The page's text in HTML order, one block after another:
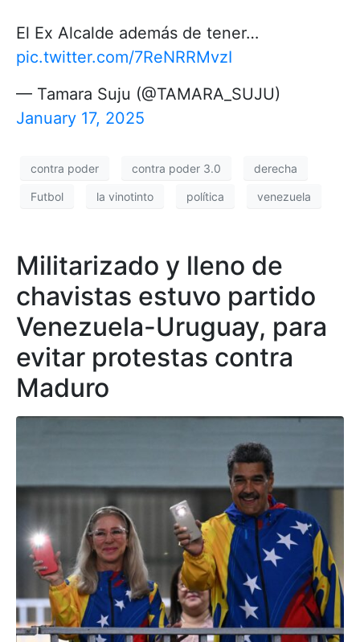
El Ex Alcalde además de tener…
pic.twitter.com/7ReNRRMvzI
— Tamara Suju (@TAMARA_SUJU)
January 17, 2025
contra poder contra poder 3.0 derecha
Futbol la vinotinto política venezuela
Militarizado y lleno de
chavistas estuvo partido
Venezuela-Uruguay, para
evitar protestas contra
Maduro